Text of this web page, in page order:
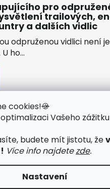
cookies!🍪
Vašeho
budete mít jistotu, že
Více info najdetezde.
Nastavení
pro
trailových,
a dalších vidlic
odpruženou vidlici není
ho...
🟢 O
🟢 NÁVODY KE STAŽENÍ